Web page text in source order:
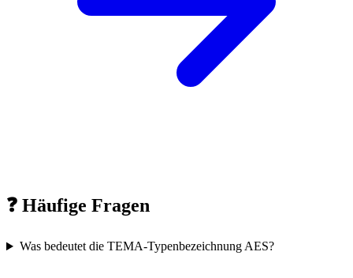
❓ Häufige Fragen
Was bedeutet die TEMA-Typenbezeichnung AES?